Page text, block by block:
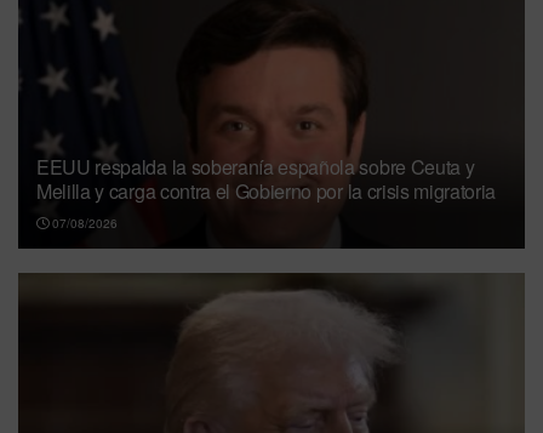
EEUU respalda la soberanía española sobre Ceuta y
Melilla y carga contra el Gobierno por la crisis migratoria
07/08/2026